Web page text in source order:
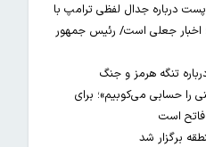
درباره جدال لفظی ترامپ با
اخبار جعلی است/ رئیس جمهور
تنگه هرمز و جنگ
را حسابی می‌کوبیم»؛ برای
فاتح است